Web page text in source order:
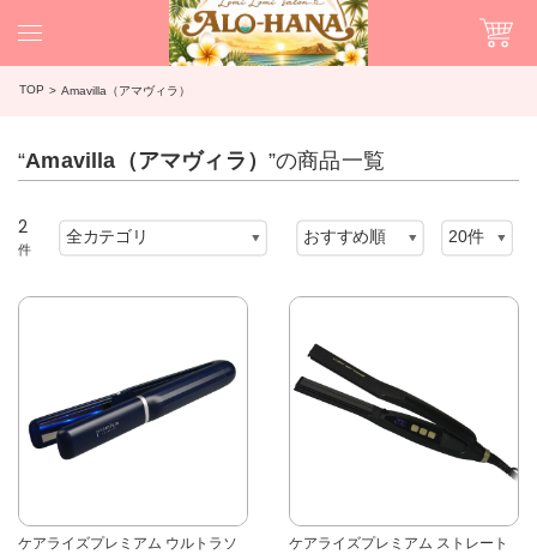
TOP Amavilla（アマヴィラ）
“Amavilla（アマヴィラ） ”の商品一覧
2
件
ケアライズプレミアム ウルトラソ
ケアライズプレミアム ストレート